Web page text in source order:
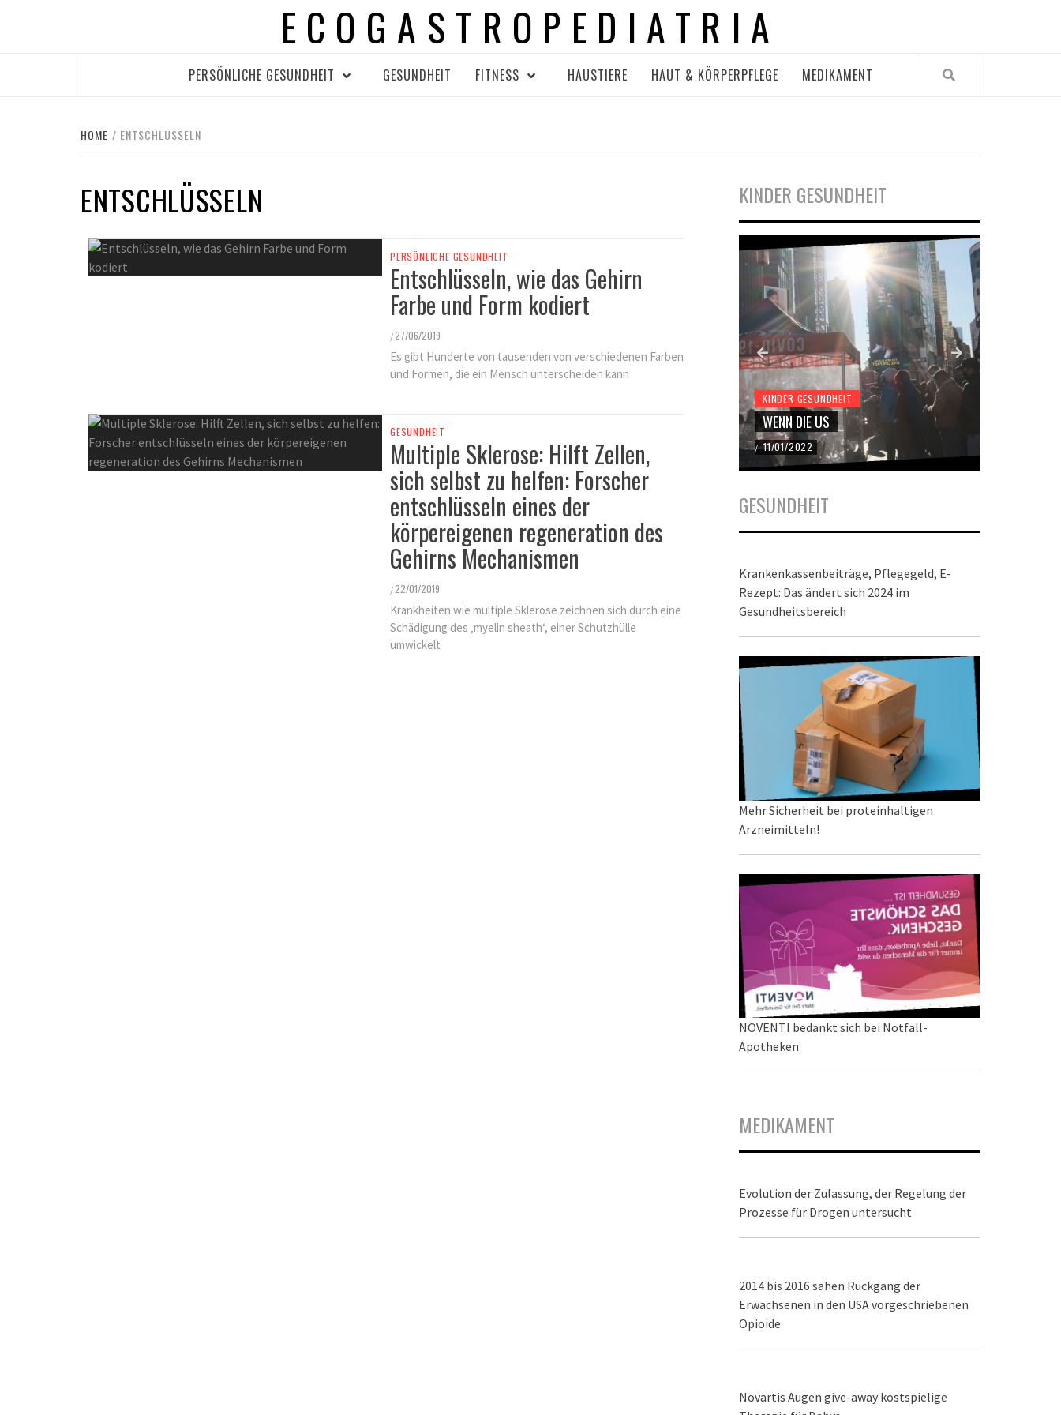
ECOGASTROPEDIATRIA
PERSÖNLICHE GESUNDHEIT GESUNDHEIT FITNESS HAUSTIERE HAUT & KÖRPERPFLEGE MEDIKAMENT
HOME ENTSCHLÜSSELN
ENTSCHLÜSSELN
PERSÖNLICHE GESUNDHEIT
Entschlüsseln, wie das Gehirn
Farbe und Form kodiert
/ 27/06/2019
Es gibt Hunderte von tausenden von verschiedenen Farben
und Formen, die ein Mensch unterscheiden kann
GESUNDHEIT
Multiple Sklerose: Hilft Zellen,
sich selbst zu helfen: Forscher
entschlüsseln eines der
körpereigenen regeneration des
Gehirns Mechanismen
/ 22/01/2019
Krankheiten wie multiple Sklerose zeichnen sich durch eine
Schädigung des ‚myelin sheath‘, einer Schutzhülle
umwickelt
KINDER GESUNDHEIT
KINDER GESUNDHEIT
FINDEN SIE ES ALS KINDERARZT
/ 25/11/2021
KINDER GESUNDHEIT
WENN DIE US
/ 11/01/2022
GESUNDHEIT
Krankenkassenbeiträge, Pflegegeld, E-
Rezept: Das ändert sich 2024 im
Gesundheitsbereich
Mehr Sicherheit bei proteinhaltigen
Arzneimitteln!
NOVENTI bedankt sich bei Notfall-
Apotheken
MEDIKAMENT
Evolution der Zulassung, der Regelung der
Prozesse für Drogen untersucht
2014 bis 2016 sahen Rückgang der
Erwachsenen in den USA vorgeschriebenen
Opioide
Novartis Augen give-away kostspielige